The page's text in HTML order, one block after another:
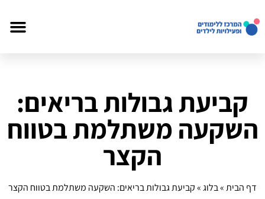
קביעת גבולות בריאים:
השקעה משתלמת בטווח
הקצר
דף הבית»בלוג»קביעת גבולות בריאים: השקעה משתלמת בטווח הקצר